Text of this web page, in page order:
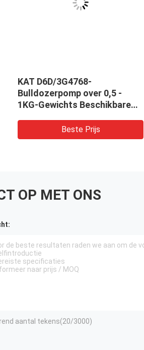
KAT D6D/3G4768-
Bulldozerpomp over 0,5 -
1KG-Gewichts Beschikbare
Beste Prijs
OP MET ONS
aantal tekens(20/3000)